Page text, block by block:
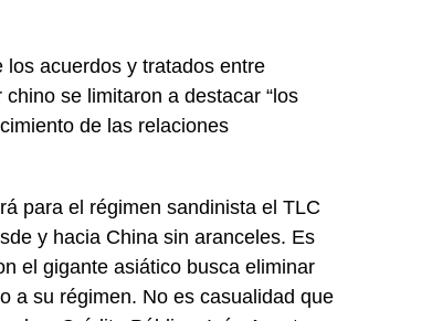
acuerdos y tratados entre
se limitaron a destacar “los
de las relaciones
para el régimen sandinista el TLC
y hacia China sin aranceles. Es
el gigante asiático busca eliminar
a su régimen. No es casualidad que